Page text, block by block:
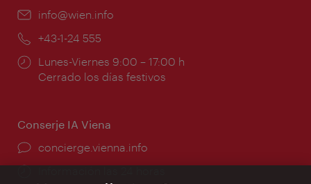
e-
info@wien.info
Teléfono:
+43-1-24 555
Horarios
de
Lunes-Viernes 9:00 – 17:00 h
Cerrado los días festivos
Conserje IA Viena
concierge.vienna.info